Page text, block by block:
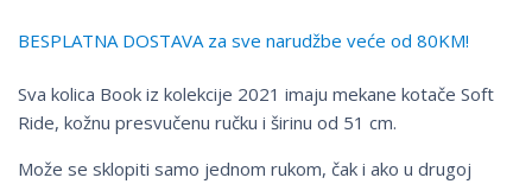
BESPLATNA DOSTAVA za sve narudžbe veće od 80KM!
Sva kolica Book iz kolekcije 2021 imaju mekane kotače Soft
Ride, kožnu presvučenu ručku i širinu od 51 cm.
Može se sklopiti samo jednom rukom, čak i ako u drugoj